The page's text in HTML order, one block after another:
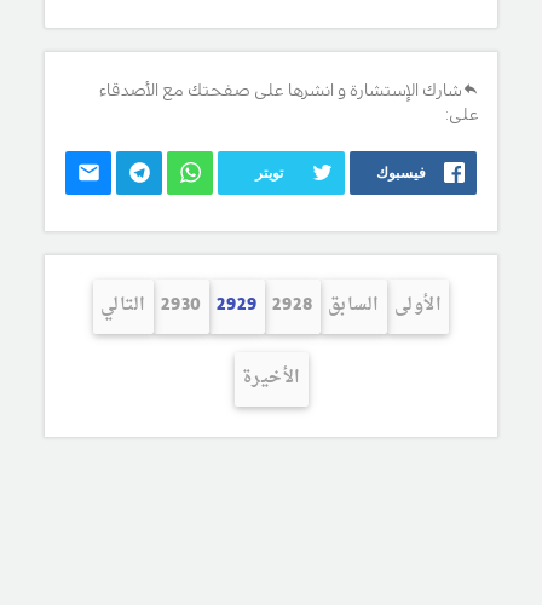
شارك الإستشارة و انشرها على صفحتك مع الأصدقاء
على:
فيسبوك تويتر
الأولى السابق 2928
2929
2930 التالي
الأخيرة